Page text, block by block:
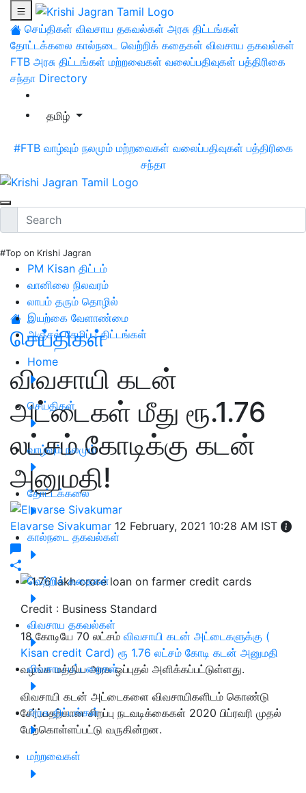
செய்திகள் விவசாய தகவல்கள் அரசு திட்டங்கள்
தோட்டக்கலை கால்நடை வெற்றிக் கதைகள் விவசாய தகவல்கள்
FTB அரசு திட்டங்கள் மற்றவைகள் வலைப்பதிவுகள் பத்திரிகை
சந்தா Directory
தமிழ்
#FTB வாழ்வும் நலமும் மற்றவைகள் வலைப்பதிவுகள் பத்திரிகை
சந்தா
#Top on Krishi Jagran
PM Kisan திட்டம்
வானிலை நிலவரம்
லாபம் தரும் தொழில்
இயற்கை வேளாண்மை
அஞ்சல் சேமிப்பு திட்டங்கள்
Home
செய்திகள்
வாழ்வும் நலமும்
தோட்டக்கலை
கால்நடை தகவல்கள்
வெற்றிக் கதைகள்
விவசாய தகவல்கள்
விவசாய பட்டறைகள்
அரசு திட்டங்கள்
மற்றவைகள்
செய்திகள்
விவசாயி கடன்
அட்டைகள் மீது ரூ.1.76
லட்சம் கோடிக்கு கடன்
அனுமதி!
Elavarse Sivakumar 12 February, 2021 10:28 AM IST
Credit : Business Standard
18 கோடியே 70 லட்சம் விவசாயி கடன் அட்டைகளுக்கு (
Kisan credit Card) ரூ 1.76 லட்சம் கோடி கடன் அனுமதி
வழங்க மத்திய அரசு ஒப்புதல் அளிக்கப்பட்டுள்ளது.
விவசாயி கடன் அட்டைகளை விவசாயிகளிடம் கொண்டு
சேர்ப்பதற்கான சிறப்பு நடவடிக்கைகள் 2020 பிப்ரவரி முதல்
மேற்கொள்ளப்பட்டு வருகின்றன.